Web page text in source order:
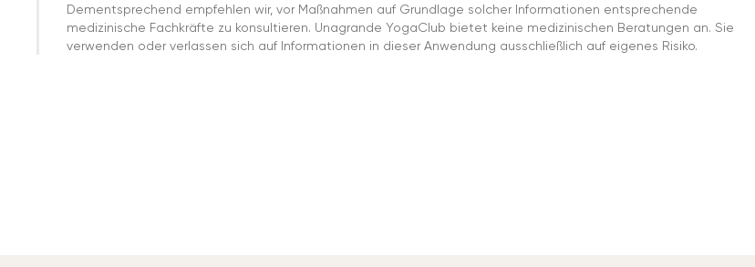
Dementsprechend empfehlen wir, vor Maßnahmen auf Grundlage solcher Informationen entsprechende
medizinische Fachkräfte zu konsultieren. Unagrande YogaClub bietet keine medizinischen Beratungen an. Sie
verwenden oder verlassen sich auf Informationen in dieser Anwendung ausschließlich auf eigenes Risiko.